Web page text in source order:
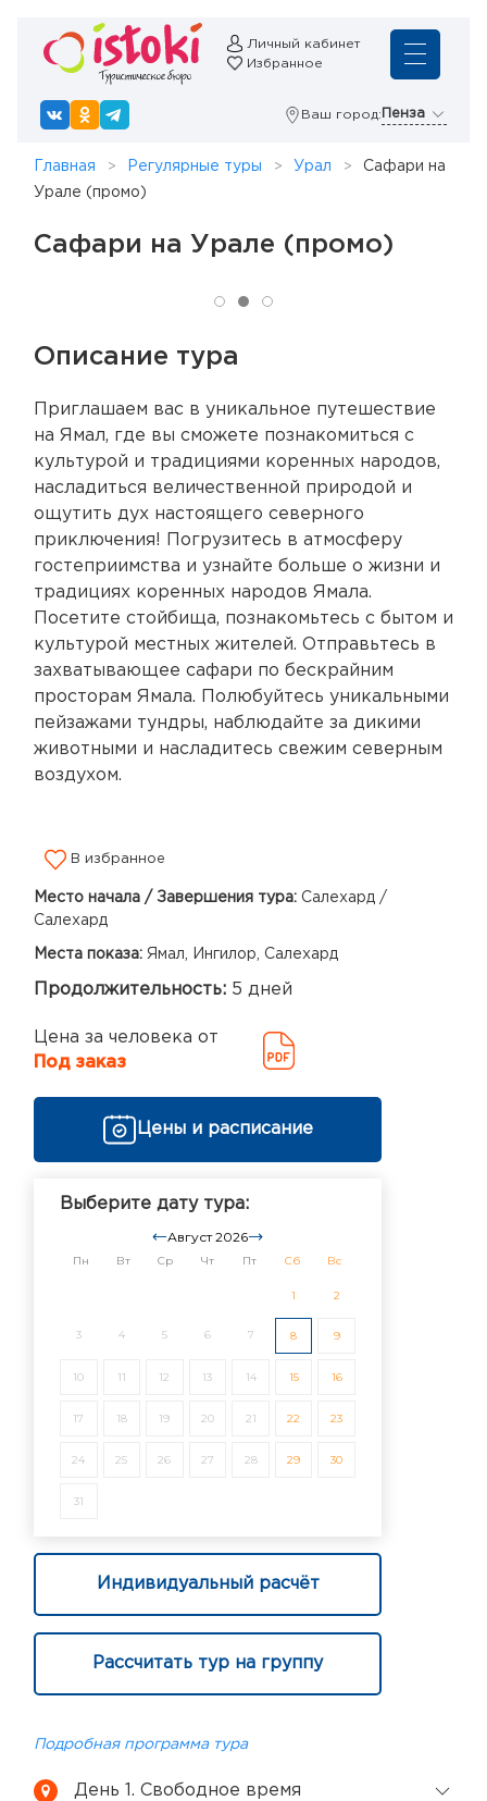
Личный кабинет
Избранное
Ваш город: Пенза
Главная Регулярные туры Урал
Сафари на
Урале (промо)
Сафари на Урале (промо)
Описание тура
Приглашаем вас в уникальное путешествие
на Ямал, где вы сможете познакомиться с
культурой и традициями коренных народов,
насладиться величественной природой и
ощутить дух настоящего северного
приключения! Погрузитесь в атмосферу
гостеприимства и узнайте больше о жизни и
традициях коренных народов Ямала.
Посетите стойбища, познакомьтесь с бытом и
культурой местных жителей. Отправьтесь в
захватывающее сафари по бескрайним
просторам Ямала. Полюбуйтесь уникальными
пейзажами тундры, наблюдайте за дикими
животными и насладитесь свежим северным
воздухом.
В избранное
Место начала / Завершения тура: Салехард /
Салехард
Места показа: Ямал, Ингилор, Салехард
Продолжительность: 5 дней
Цена за человека от
Под заказ
Цены и расписание
Выберите дату тура:
Август 2026
Пн Вт Ср Чт Пт Сб Вс
1 2
3 4 5 6 7 8 9
10 11 12 13 14 15 16
17 18 19 20 21 22 23
24 25 26 27 28 29 30
31
Индивидуальный расчёт
Рассчитать тур на группу
Подробная программа тура
День 1. Свободное время